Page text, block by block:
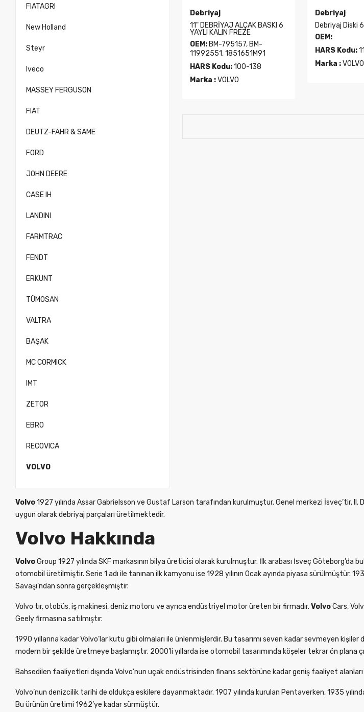
FIATAGRI
New Holland
Steyr
Iveco
MASSEY FERGUSON
FIAT
DEUTZ-FAHR & SAME
FORD
JOHN DEERE
CASE IH
LANDINI
FARMTRAC
FENDT
ERKUNT
TÜMOSAN
VALTRA
BAŞAK
MC CORMICK
IMT
ZETOR
EBRO
RECOVICA
VOLVO
Debriyaj
11" DEBRİYAJ ALÇAK BASKI 6
YAYLI KALIN FREZE
OEM: BM-795157, BM-
11992551, 1851651M91
HARS Kodu:100-138
Marka :VOLVO
Debriyaj
Debriyaj Diski
OEM:
HARS Kodu:
Marka :VOLVO
Volvo1927 yılında Assar Gabrielsson ve Gustaf Larson tarafından kurulmuştur. Genel merkezi İsveç’tir. II.
uygun olarak debriyaj parçaları üretilmektedir.
Volvo Hakkında
VolvoGroup 1927 yılında SKF markasının bilya üreticisi olarak kurulmuştur. İlk arabası İsveç
otomobil üretilmiştir. Serie 1 adı ile tanınan ilk kamyonu ise 1928 yılının Ocak ayında piyasa sürülmüştür.
Savaşı’ndan sonra gerçekleşmiştir.
Volvo tır, otobüs, iş makinesi, deniz motoru ve ayrıca endüstriyel motor üreten bir firmadır. VolvoCars,
Geely firmasına satılmıştır.
1990 yıllarına kadar Volvo’lar kutu gibi olmaları ile ünlenmişlerdir. Bu tasarımı seven kadar sevmeyen
modern bir şekilde üretmeye başlamıştır. 2000’li yıllarda ise otomobil tasarımında köşeler tekrar ön plana
Bahsedilen faaliyetleri dışında Volvo’nun uçak endüstrisinden finans sektörüne kadar geniş faaliyet
Volvo’nun denizcilik tarihi de oldukça eskilere dayanmaktadır. 1907 yılında kurulan Pentaverken, 1935
Bu ürünün üretimi 1962’ye kadar sürmüştür.